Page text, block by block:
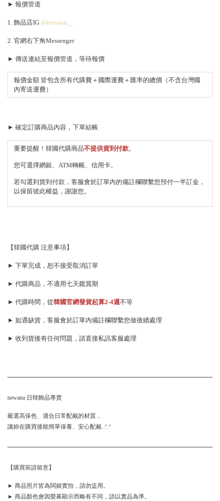
► 報價管道
1. 飾品店IG @newana__
2. 官網右下角Messenger
► 傳送連結至報價管道，等待報價
報價金額 皆包含所有代購費＋國際運費＋匯率的總價（不含台灣國
內寄送運費）
► 確定訂購商品內容，下單結帳
重要提醒！韓國代購商品不提供貨到付款。
您可選擇網銀、ATM轉帳、信用卡。
若勾選到貨到付款，客服會於訂單內的備註欄聯繫您預付一半訂金，
以保留彼此權益，謝謝您。
【韓國代購 注意事項】
► 下單完成，恕不接受取消訂單
► 代購商品，不適用七天鑑賞期
► 代購時間，從韓國官網發貨起算2-4週不等
► 如遇缺貨，客服會於訂單內備註欄聯繫您做後續處理
► 收到貨後有任何問題，請直接私訊客服處理
newana 日韓飾品專賣
嚴選高保色、適合日常配戴的材質，
讓妳在購買後能簡單保養、安心配戴 .ᐟ.ᐟ
【購買前請留意】
► 商品照片皆為闆娘實拍，請勿盜用。
► 商品顏色會因螢幕顯示而略有不同，請以實品為準。